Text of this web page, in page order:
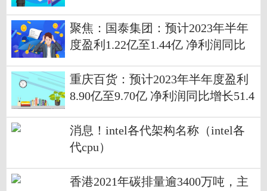
聚焦：国泰集团：预计2023年半年
度盈利1.22亿至1.44亿 净利润同比
重庆百货：预计2023年半年度盈利
8.90亿至9.70亿 净利润同比增长51.4
消息！intel各代架构名称（intel各
代cpu）
香港2021年碳排量逾3400万吨，主